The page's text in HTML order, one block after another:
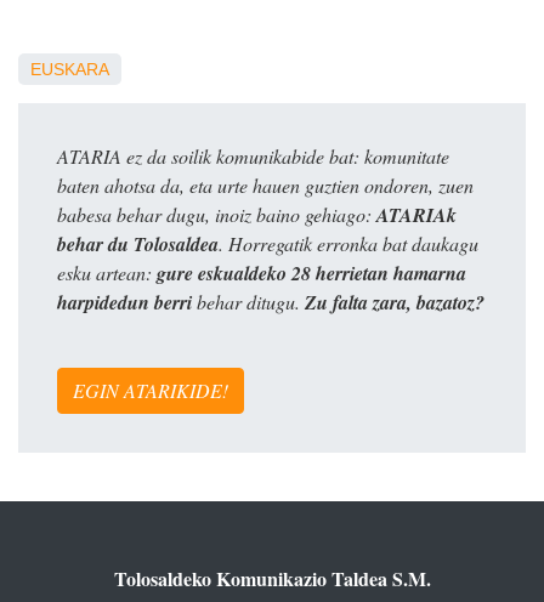
EUSKARA
ATARIA ez da soilik komunikabide bat: komunitate
baten ahotsa da, eta urte hauen guztien ondoren, zuen
babesa behar dugu, inoiz baino gehiago: ATARIAk
behar du Tolosaldea. Horregatik erronka bat daukagu
esku artean: gure eskualdeko 28 herrietan hamarna
harpidedun berribehar ditugu. Zu falta zara, bazatoz?
EGIN ATARIKIDE!
Tolosaldeko Komunikazio Taldea S.M.